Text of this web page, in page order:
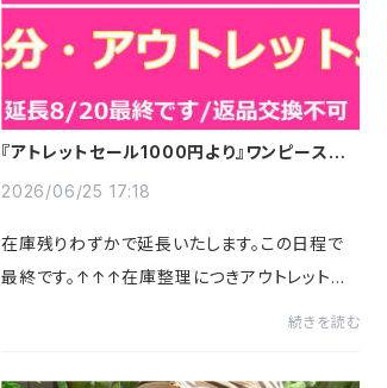
『アトレットセール1000円より』ワンピース・ス
2026/06/25 17:18
在庫残りわずかで延長いたします。この日程で
最終です。↑↑↑在庫整理につきアウトレットセ
スなどなど
続きを読む